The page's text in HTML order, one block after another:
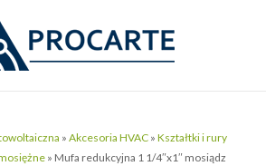
»Akcesoria HVAC »Kształtki i rury
» Mufa redukcyjna 1 1/4″x1″ mosiądz